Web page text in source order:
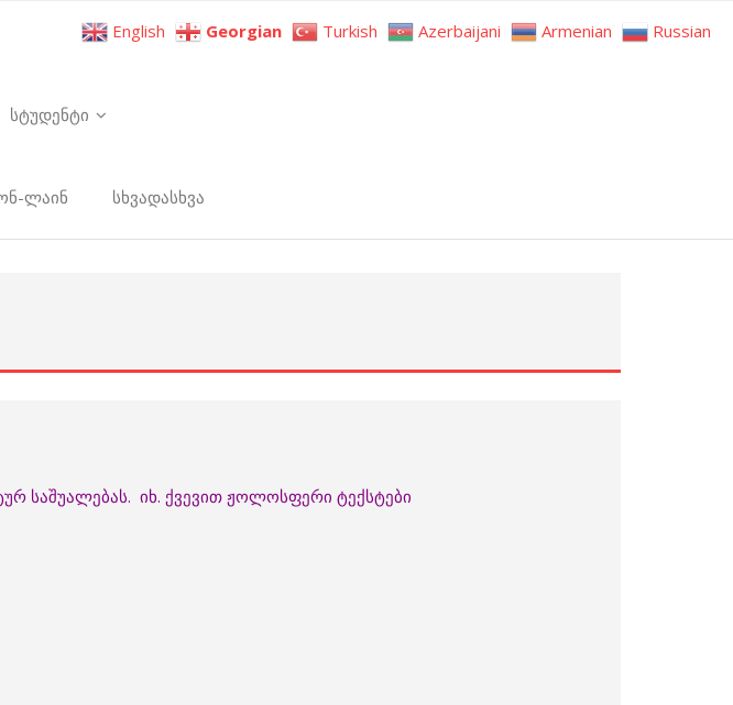
სტუდენტი
ლაინ სხვადასხვა
საშუალებას. იხ. ქვევით ჟოლოსფერი ტექსტები
English Georgian Turkish Azerbaijani Armenian Russian